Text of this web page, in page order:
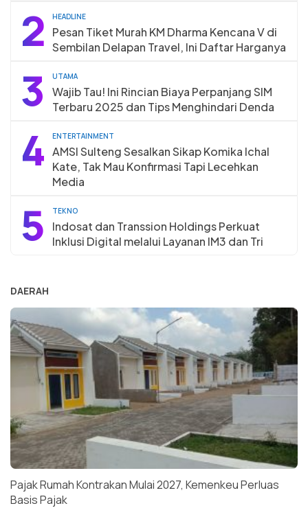
2 HEADLINE
Pesan Tiket Murah KM Dharma Kencana V di
Sembilan Delapan Travel, Ini Daftar Harganya
3 UTAMA
Wajib Tau! Ini Rincian Biaya Perpanjang SIM
Terbaru 2025 dan Tips Menghindari Denda
4 ENTERTAINMENT
AMSI Sulteng Sesalkan Sikap Komika Ichal
Kate, Tak Mau Konfirmasi Tapi Lecehkan
Media
5 TEKNO
Indosat dan Transsion Holdings Perkuat
Inklusi Digital melalui Layanan IM3 dan Tri
DAERAH
Pajak Rumah Kontrakan Mulai 2027, Kemenkeu Perluas
Basis Pajak